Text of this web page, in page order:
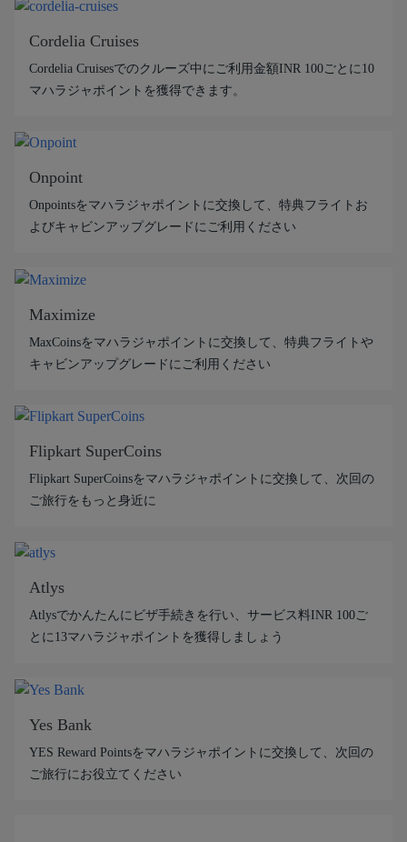
Cordelia Cruises
Cordelia Cruisesでのクルーズ中にご利用金額INR 100ごとに10
マハラジャポイントを獲得できます。
Onpoint
Onpointsをマハラジャポイントに交換して、特典フライトお
よびキャビンアップグレードにご利用ください
Maximize
MaxCoinsをマハラジャポイントに交換して、特典フライトや
キャビンアップグレードにご利用ください
Flipkart SuperCoins
Flipkart SuperCoinsをマハラジャポイントに交換して、次回の
ご旅行をもっと身近に
Atlys
Atlysでかんたんにビザ手続きを行い、サービス料INR 100ご
とに13マハラジャポイントを獲得しましょう
Yes Bank
YES Reward Pointsをマハラジャポイントに交換して、次回の
ご旅行にお役立てください